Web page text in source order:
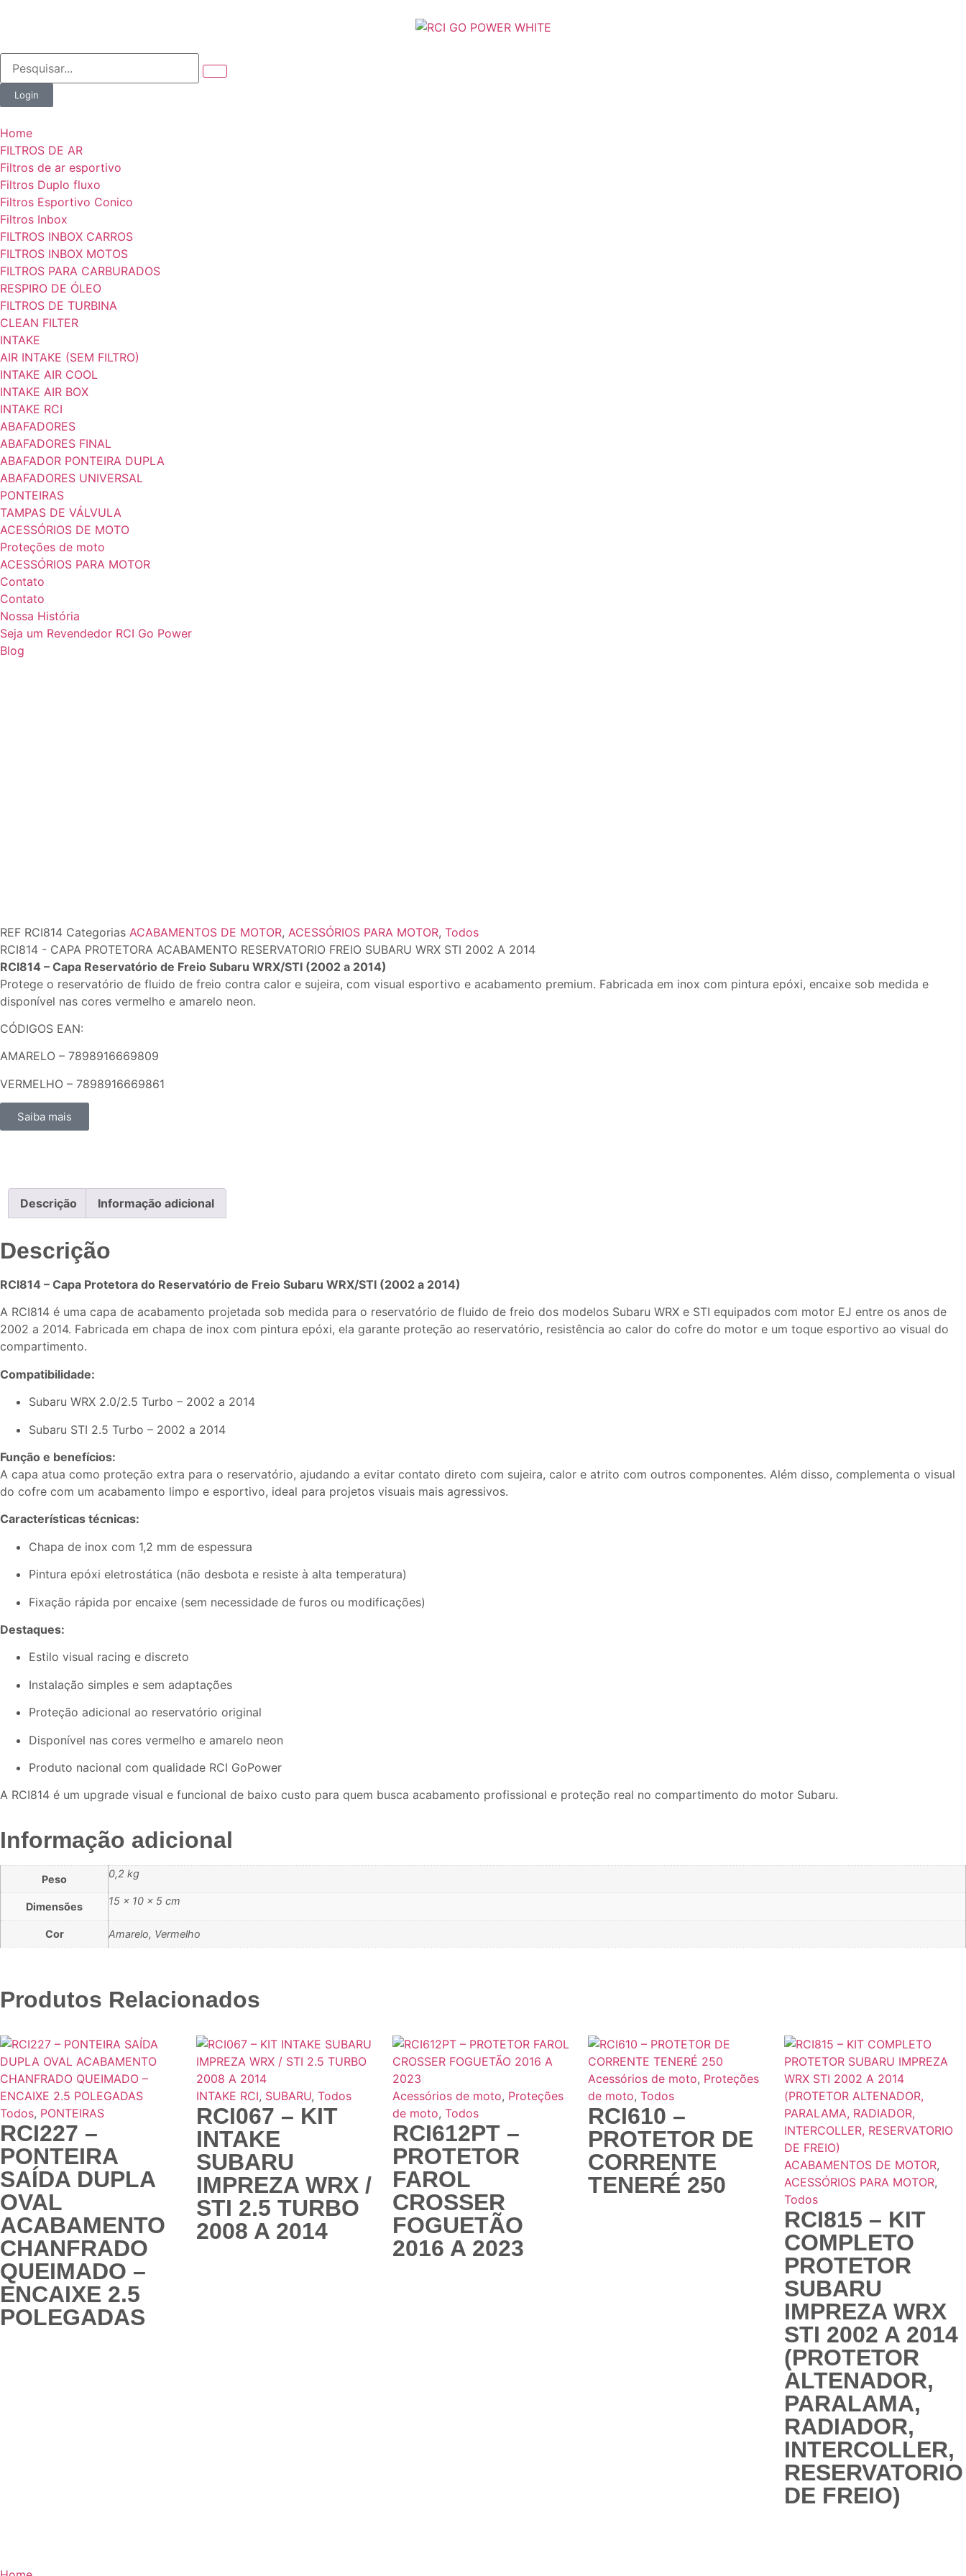
Login
Home
FILTROS DE AR
Filtros de ar esportivo
Filtros Duplo fluxo
Filtros Esportivo Conico
Filtros Inbox
FILTROS INBOX CARROS
FILTROS INBOX MOTOS
FILTROS PARA CARBURADOS
RESPIRO DE ÓLEO
FILTROS DE TURBINA
CLEAN FILTER
INTAKE
AIR INTAKE (SEM FILTRO)
INTAKE AIR COOL
INTAKE AIR BOX
INTAKE RCI
ABAFADORES
ABAFADORES FINAL
ABAFADOR PONTEIRA DUPLA
ABAFADORES UNIVERSAL
PONTEIRAS
TAMPAS DE VÁLVULA
ACESSÓRIOS DE MOTO
Proteções de moto
ACESSÓRIOS PARA MOTOR
Contato
Contato
Nossa História
Seja um Revendedor RCI Go Power
Blog
REF RCI814 Categorias ACABAMENTOS DE MOTOR, ACESSÓRIOS PARA MOTOR, Todos
RCI814 - CAPA PROTETORA ACABAMENTO RESERVATORIO FREIO SUBARU WRX STI 2002 A 2014
RCI814 – Capa Reservatório de Freio Subaru WRX/STI (2002 a 2014)
Protege o reservatório de fluido de freio contra calor e sujeira, com visual esportivo e acabamento premium. Fabricada em inox com pintura epóxi, encaixe sob medida e
disponível nas cores vermelho e amarelo neon.
CÓDIGOS EAN:
AMARELO – 7898916669809
VERMELHO – 7898916669861
Saiba mais
Descrição Informação adicional
Descrição
RCI814 – Capa Protetora do Reservatório de Freio Subaru WRX/STI (2002 a 2014)
A RCI814 é uma capa de acabamento projetada sob medida para o reservatório de fluido de freio dos modelos Subaru WRX e STI equipados com motor EJ entre os anos de
2002 a 2014. Fabricada em chapa de inox com pintura epóxi, ela garante proteção ao reservatório, resistência ao calor do cofre do motor e um toque esportivo ao visual do
compartimento.
Compatibilidade:
Subaru WRX 2.0/2.5 Turbo – 2002 a 2014
Subaru STI 2.5 Turbo – 2002 a 2014
Função e benefícios:
A capa atua como proteção extra para o reservatório, ajudando a evitar contato direto com sujeira, calor e atrito com outros componentes. Além disso, complementa o visual
do cofre com um acabamento limpo e esportivo, ideal para projetos visuais mais agressivos.
Características técnicas:
Chapa de inox com 1,2 mm de espessura
Pintura epóxi eletrostática (não desbota e resiste à alta temperatura)
Fixação rápida por encaixe (sem necessidade de furos ou modificações)
Destaques:
Estilo visual racing e discreto
Instalação simples e sem adaptações
Proteção adicional ao reservatório original
Disponível nas cores vermelho e amarelo neon
Produto nacional com qualidade RCI GoPower
A RCI814 é um upgrade visual e funcional de baixo custo para quem busca acabamento profissional e proteção real no compartimento do motor Subaru.
Informação adicional
Peso 0,2 kg
Dimensões 15 × 10 × 5 cm
Cor Amarelo, Vermelho
Produtos Relacionados
Todos, PONTEIRAS
RCI227 –
PONTEIRA
SAÍDA DUPLA
OVAL
ACABAMENTO
CHANFRADO
QUEIMADO –
ENCAIXE 2.5
POLEGADAS
INTAKE RCI, SUBARU, Todos
RCI067 – KIT
INTAKE
SUBARU
IMPREZA WRX /
STI 2.5 TURBO
2008 A 2014
Acessórios de moto, Proteções
de moto, Todos
RCI612PT –
PROTETOR
FAROL
CROSSER
FOGUETÃO
2016 A 2023
Acessórios de moto, Proteções
de moto,Todos
RCI610 –
PROTETOR DE
CORRENTE
TENERÉ 250
ACABAMENTOS DE MOTOR,
ACESSÓRIOS PARA MOTOR,
Todos
RCI815 – KIT
COMPLETO
PROTETOR
SUBARU
IMPREZA WRX
STI 2002 A 2014
(PROTETOR
ALTENADOR,
PARALAMA,
RADIADOR,
INTERCOLLER,
RESERVATORIO
DE FREIO)